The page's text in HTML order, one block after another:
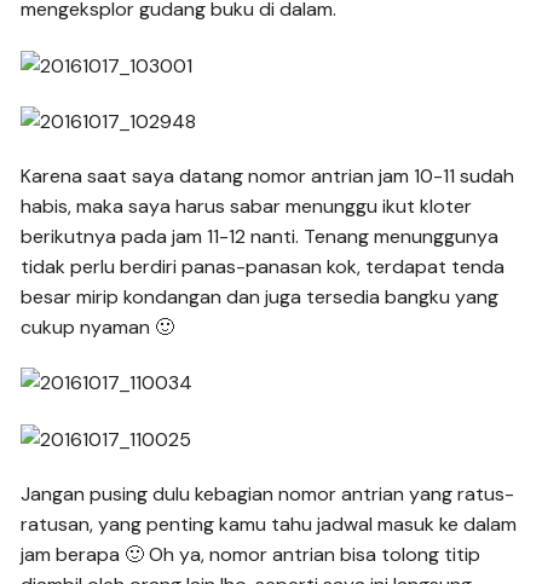
mengeksplor gudang buku di dalam.
Karena saat saya datang nomor antrian jam 10-11 sudah
habis, maka saya harus sabar menunggu ikut kloter
berikutnya pada jam 11-12 nanti. Tenang menunggunya
tidak perlu berdiri panas-panasan kok, terdapat tenda
besar mirip kondangan dan juga tersedia bangku yang
cukup nyaman 🙂
Jangan pusing dulu kebagian nomor antrian yang ratus-
ratusan, yang penting kamu tahu jadwal masuk ke dalam
jam berapa 🙂 Oh ya, nomor antrian bisa tolong titip